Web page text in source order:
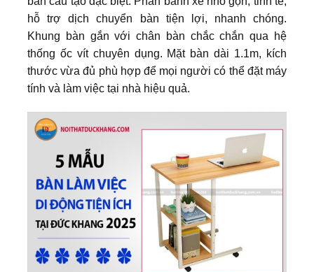
hỗ trợ dịch chuyển bàn tiện lợi, nhanh chóng.
Khung bàn gắn với chân bàn chắc chắn qua hệ
thống ốc vít chuyên dụng. Mặt bàn dài 1.1m, kích
thước vừa đủ phù hợp để mọi người có thể đặt máy
tính và làm việc tại nhà hiệu quả.